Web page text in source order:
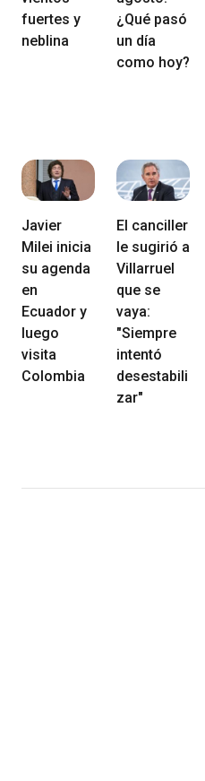
fuertes y
neblina
¿Qué pasó
un día
como hoy?
Javier
Milei inicia
su agenda
en
Ecuador y
luego
visita
Colombia
El canciller
le sugirió a
Villarruel
que se
vaya:
"Siempre
intentó
desestabili
zar"